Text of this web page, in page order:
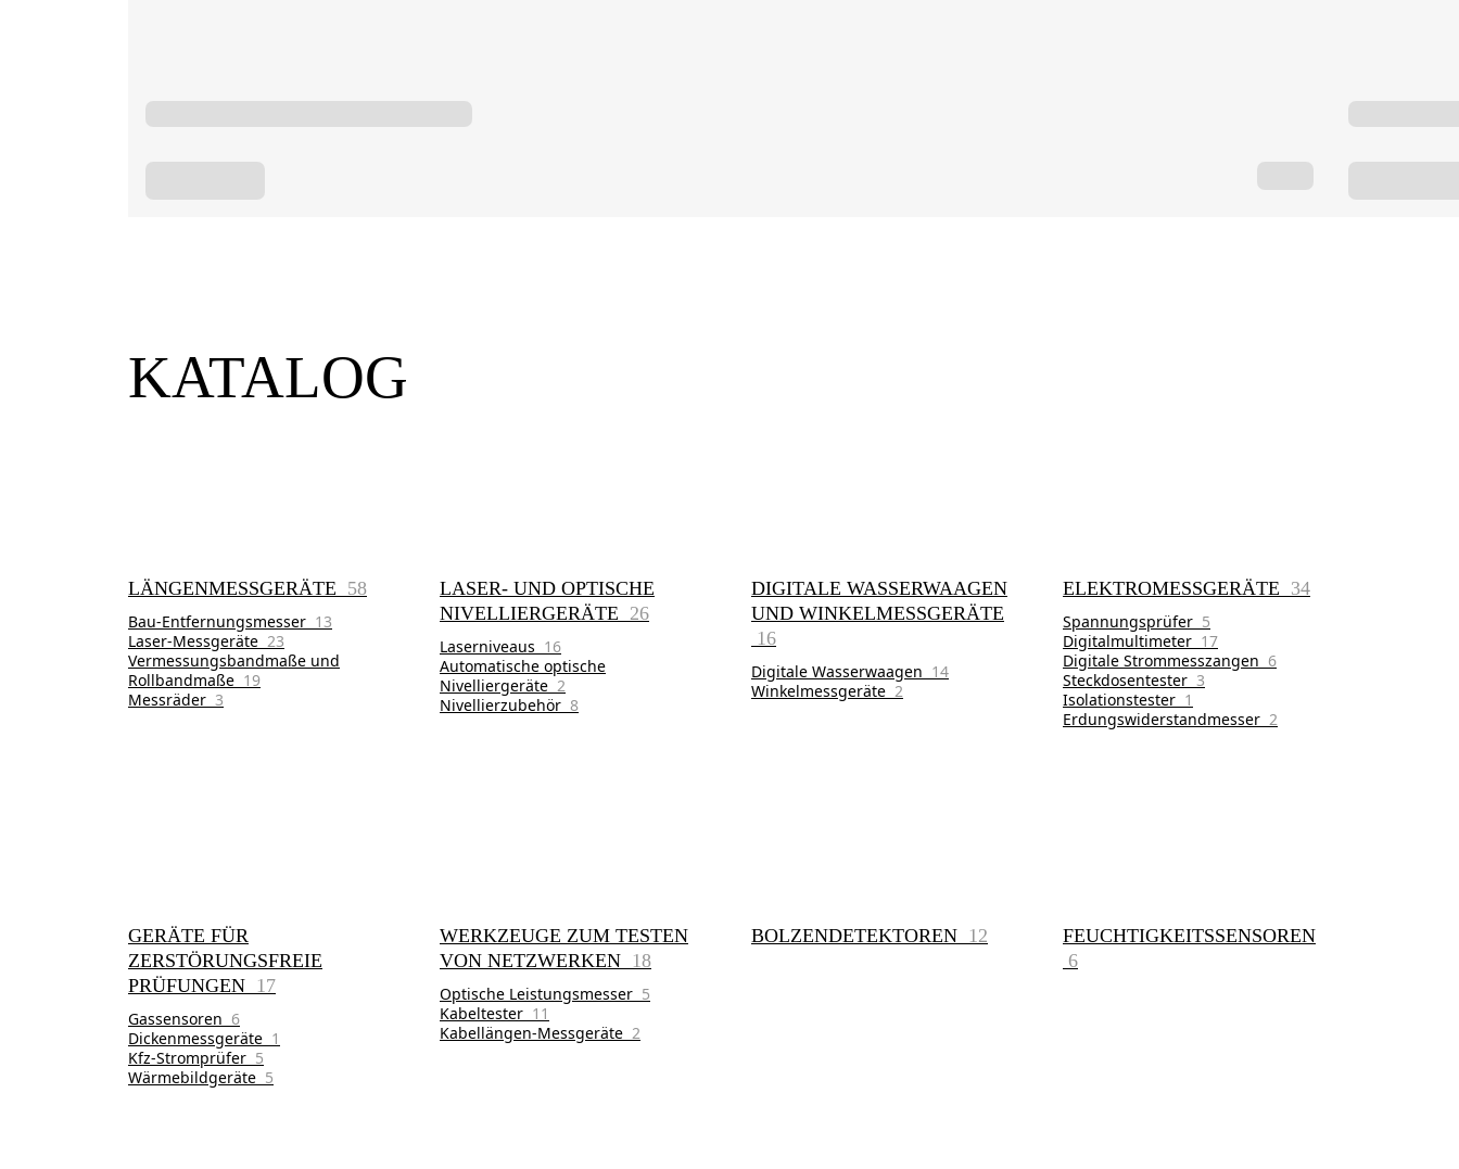
KATALOG
LÄNGENMESSGERÄTE 58
Bau-Entfernungsmesser 13
Laser-Messgeräte 23
Vermessungsbandmaße und
Rollbandmaße 19
Messräder 3
LASER- UND OPTISCHE
NIVELLIERGERÄTE 26
Laserniveaus 16
Automatische optische
Nivelliergeräte 2
Nivellierzubehör 8
DIGITALE WASSERWAAGEN
UND WINKELMESSGERÄTE
16
Digitale Wasserwaagen 14
Winkelmessgeräte 2
ELEKTROMESSGERÄTE 34
Spannungsprüfer 5
Digitalmultimeter 17
Digitale Strommesszangen 6
Steckdosentester 3
Isolationstester 1
Erdungswiderstandmesser 2
GERÄTE FÜR
ZERSTÖRUNGSFREIE
PRÜFUNGEN 17
Gassensoren 6
Dickenmessgeräte 1
Kfz-Stromprüfer 5
Wärmebildgeräte 5
WERKZEUGE ZUM TESTEN
VON NETZWERKEN 18
Optische Leistungsmesser 5
Kabeltester 11
Kabellängen-Messgeräte 2
BOLZENDETEKTOREN 12
FEUCHTIGKEITSSENSOREN
6